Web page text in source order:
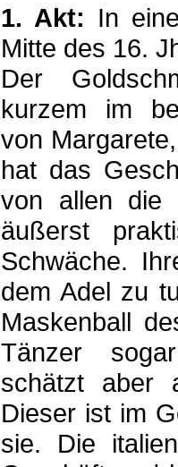
1. Akt: In
Mitte des 16.
Der
kurzem im
von
hat das
von allen die
äußerst
Schwäche.
dem Adel zu
Maskenball
Tänzer
schätzt aber
Dieser ist im
sie. Die